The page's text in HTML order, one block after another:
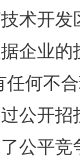
术开
企业
任何不
公开
公平